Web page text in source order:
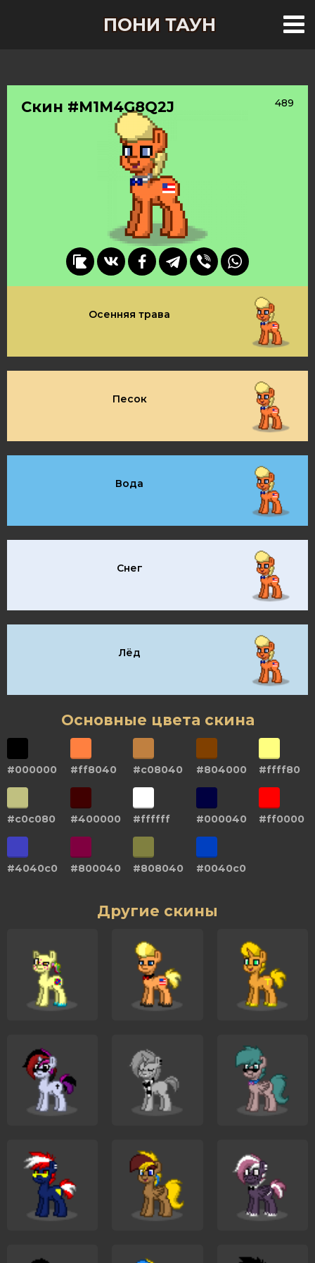
ПОНИ ТАУН
Скин #M1M4G8Q2J 489
Осенняя трава
Песок
Вода
Снег
Лёд
Основные цвета скина
#000000 #ff8040 #c08040 #804000 #ffff80
#c0c080 #400000 #ffffff #000040 #ff0000
#4040c0 #800040 #808040 #0040c0
Другие скины